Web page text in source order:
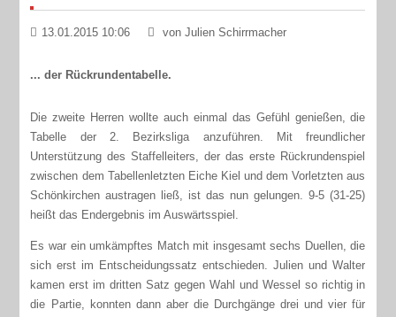
13.01.2015 10:06 von Julien Schirrmacher
... der Rückrundentabelle.
Die zweite Herren wollte auch einmal das Gefühl genießen, die
Tabelle der 2. Bezirksliga anzuführen. Mit freundlicher
Unterstützung des Staffelleiters, der das erste Rückrundenspiel
zwischen dem Tabellenletzten Eiche Kiel und dem Vorletzten aus
Schönkirchen austragen ließ, ist das nun gelungen. 9-5 (31-25)
heißt das Endergebnis im Auswärtsspiel.
Es war ein umkämpftes Match mit insgesamt sechs Duellen, die
sich erst im Entscheidungssatz entschieden. Julien und Walter
kamen erst im dritten Satz gegen Wahl und Wessel so richtig in
die Partie, konnten dann aber die Durchgänge drei und vier für